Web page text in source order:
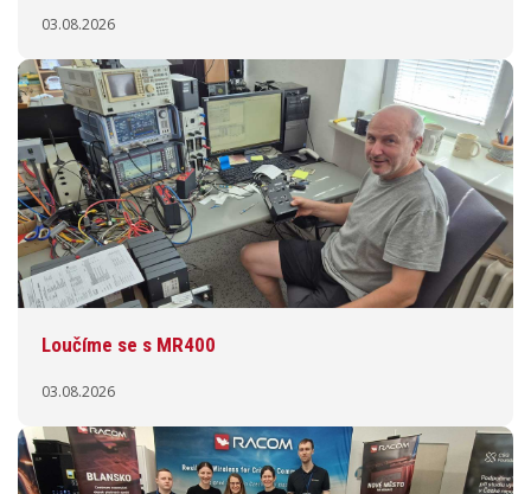
03.08.2026
Loučíme se s MR400
03.08.2026